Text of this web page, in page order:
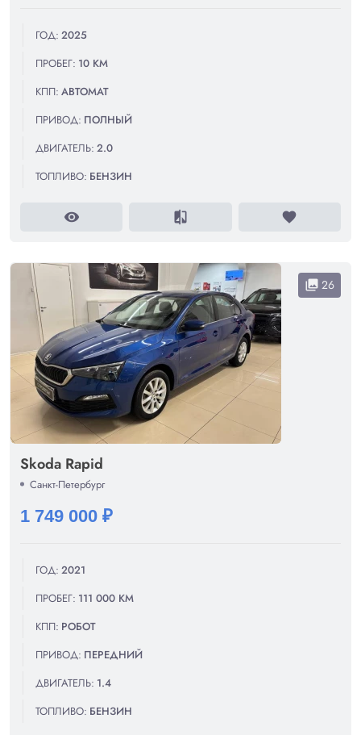
ГОД: 2025
ПРОБЕГ: 10 КМ
КПП: АВТОМАТ
ПРИВОД: ПОЛНЫЙ
ДВИГАТЕЛЬ: 2.0
ТОПЛИВО: БЕНЗИН
visibility compare favorite
collections 26
Skoda Rapid
Санкт-Петербург
1 749 000 ₽
ГОД: 2021
ПРОБЕГ: 111 000 КМ
КПП: РОБОТ
ПРИВОД: ПЕРЕДНИЙ
ДВИГАТЕЛЬ: 1.4
ТОПЛИВО: БЕНЗИН